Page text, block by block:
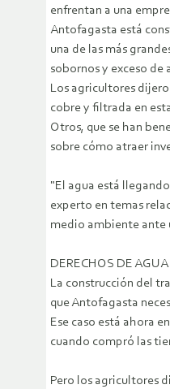
enfrentan a una
Antofagasta está
una de las más
sobornos y exceso de
Los agricultores
cobre y filtrada en
Otros, que se han
sobre cómo atraer
"El agua está
experto en temas
medio ambiente ante
DERECHOS DE AGUA
La construcción del
que Antofagasta
Ese caso está ahora
cuando compró las
Pero los agricultores